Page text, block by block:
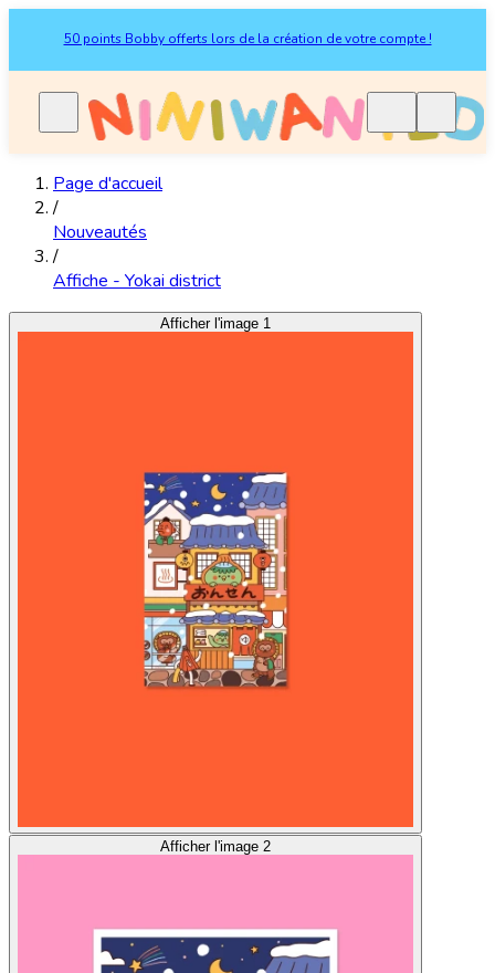
50 points Bobby offerts lors de la création de votre compte !
Page d'accueil
/
Nouveautés
/
Affiche - Yokai district
Afficher l'image 1
Afficher l'image 2